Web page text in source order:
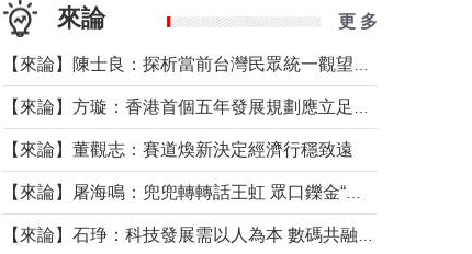
來論 更 多
【來論】董觀志：賽道煥新決定經濟行穩致遠